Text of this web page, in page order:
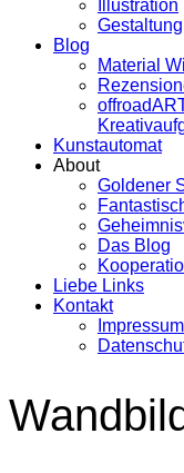
Illustration
Gestaltung
Blog
Material
Kunstautomat
About
Goldener
Das Blog
Liebe Links
Kontakt
Impressum